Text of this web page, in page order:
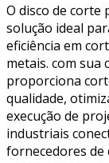
O disco de corte
solução ideal
eficiência em
metais. com sua
proporciona
qualidade,
execução de
industriais
fornecedores de